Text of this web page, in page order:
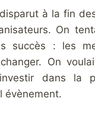
à la fin
On
succès : les
On
dans la
évènement.